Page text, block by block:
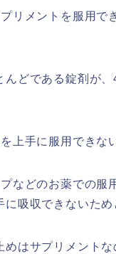
リメントを服用で
んどである錠剤が
上手に服用できな
などのお薬での服
吸収できないため
めはサプリメント